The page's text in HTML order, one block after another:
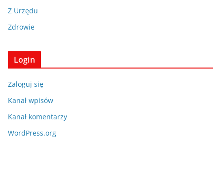
Z Urzędu
Zdrowie
Login
Zaloguj się
Kanał wpisów
Kanał komentarzy
WordPress.org